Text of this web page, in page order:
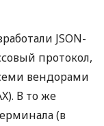
JSON-
протокол,
вендорами
В то же
(в